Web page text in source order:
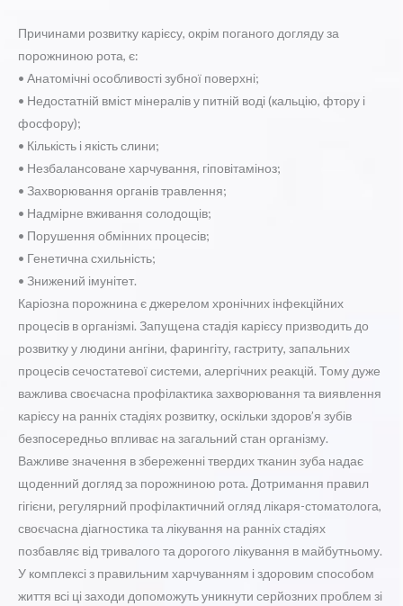
Причинами розвитку карієсу, окрім поганого догляду за
порожниною рота, є:
• Анатомічні особливості зубної поверхні;
• Недостатній вміст мінералів у питній воді (кальцію, фтору і
фосфору);
• Кількість і якість слини;
• Незбалансоване харчування, гіповітаміноз;
• Захворювання органів травлення;
• Надмірне вживання солодощів;
• Порушення обмінних процесів;
• Генетична схильність;
• Знижений імунітет.
Каріозна порожнина є джерелом хронічних інфекційних
процесів в організмі. Запущена стадія карієсу призводить до
розвитку у людини ангіни, фарингіту, гастриту, запальних
процесів сечостатевої системи, алергічних реакцій. Тому дуже
важлива своєчасна профілактика захворювання та виявлення
карієсу на ранніх стадіях розвитку, оскільки здоров’я зубів
безпосередньо впливає на загальний стан організму.
Важливе значення в збереженні твердих тканин зуба надає
щоденний догляд за порожниною рота. Дотримання правил
гігієни, регулярний профілактичний огляд лікаря-стоматолога,
своєчасна діагностика та лікування на ранніх стадіях
позбавляє від тривалого та дорогого лікування в майбутньому.
У комплексі з правильним харчуванням і здоровим способом
життя всі ці заходи допоможуть уникнути серйозних проблем зі